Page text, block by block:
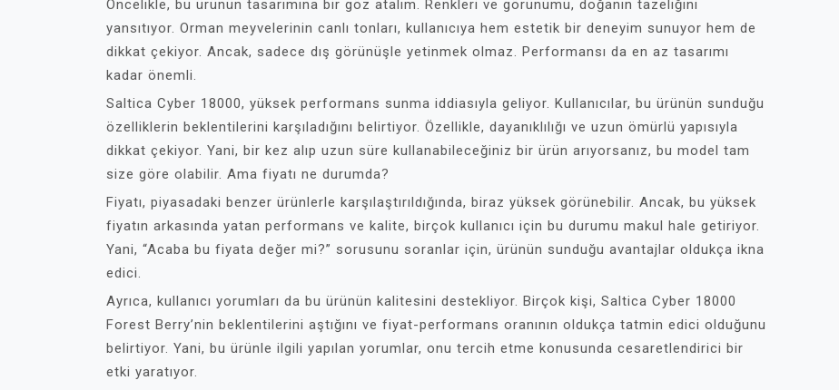
Öncelikle, bu ürünün tasarımına bir göz atalım. Renkleri ve görünümü, doğanın tazeliğini
yansıtıyor. Orman meyvelerinin canlı tonları, kullanıcıya hem estetik bir deneyim sunuyor hem de
dikkat çekiyor. Ancak, sadece dış görünüşle yetinmek olmaz. Performansı da en az tasarımı
kadar önemli.
Saltica Cyber 18000, yüksek performans sunma iddiasıyla geliyor. Kullanıcılar, bu ürünün sunduğu
özelliklerin beklentilerini karşıladığını belirtiyor. Özellikle, dayanıklılığı ve uzun ömürlü yapısıyla
dikkat çekiyor. Yani, bir kez alıp uzun süre kullanabileceğiniz bir ürün arıyorsanız, bu model tam
size göre olabilir. Ama fiyatı ne durumda?
Fiyatı, piyasadaki benzer ürünlerle karşılaştırıldığında, biraz yüksek görünebilir. Ancak, bu yüksek
fiyatın arkasında yatan performans ve kalite, birçok kullanıcı için bu durumu makul hale getiriyor.
Yani, “Acaba bu fiyata değer mi?” sorusunu soranlar için, ürünün sunduğu avantajlar oldukça ikna
edici.
Ayrıca, kullanıcı yorumları da bu ürünün kalitesini destekliyor. Birçok kişi, Saltica Cyber 18000
Forest Berry’nin beklentilerini aştığını ve fiyat-performans oranının oldukça tatmin edici olduğunu
belirtiyor. Yani, bu ürünle ilgili yapılan yorumlar, onu tercih etme konusunda cesaretlendirici bir
etki yaratıyor.